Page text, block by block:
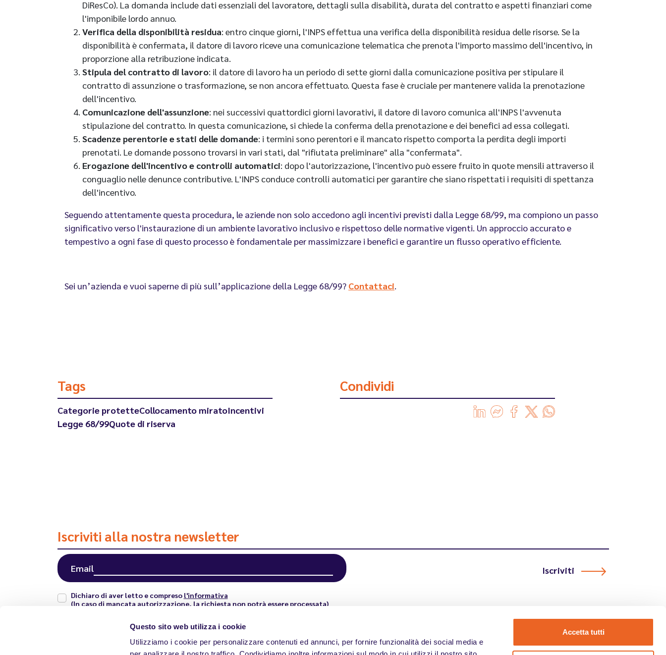
Questo sito web utilizza i cookie
Utilizziamo i cookie per personalizzare contenuti ed annunci, per fornire funzionalità dei social media e
Accetta tutti
DiResCo). La domanda include dati essenziali del lavoratore, dettagli sulla disabilità, durata del contratto e aspetti finanziari come
l'imponibile lordo annuo.
Verifica della disponibilità residua: entro cinque giorni, l'INPS effettua una verifica della disponibilità residua delle risorse. Se la
disponibilità è confermata, il datore di lavoro riceve una comunicazione telematica che prenota l'importo massimo dell'incentivo, in
proporzione alla retribuzione indicata.
Stipula del contratto di lavoro: il datore di lavoro ha un periodo di sette giorni dalla comunicazione positiva per stipulare il
contratto di assunzione o trasformazione, se non ancora effettuato. Questa fase è cruciale per mantenere valida la prenotazione
dell'incentivo.
Comunicazione dell'assunzione: nei successivi quattordici giorni lavorativi, il datore di lavoro comunica all'INPS l'avvenuta
stipulazione del contratto. In questa comunicazione, si chiede la conferma della prenotazione e dei benefici ad essa collegati.
Scadenze perentorie e stati delle domande: i termini sono perentori e il mancato rispetto comporta la perdita degli importi
prenotati. Le domande possono trovarsi in vari stati, dal "rifiutata preliminare" alla "confermata".
Erogazione dell'incentivo e controlli automatici: dopo l'autorizzazione, l'incentivo può essere fruito in quote mensili attraverso il
conguaglio nelle denunce contributive. L'INPS conduce controlli automatici per garantire che siano rispettati i requisiti di spettanza
dell'incentivo.
Seguendo attentamente questa procedura, le aziende non solo accedono agli incentivi previsti dalla Legge 68/99, ma compiono un passo
significativo verso l'instaurazione di un ambiente lavorativo inclusivo e rispettoso delle normative vigenti. Un approccio accurato e
tempestivo a ogni fase di questo processo è fondamentale per massimizzare i benefici e garantire un flusso operativo efficiente.
Sei un’azienda e vuoi saperne di più sull’applicazione della Legge 68/99? Contattaci.
Tags
Categorie protetteCollocamento miratoIncentivi
Legge 68/99Quote di riserva
Condividi
Iscriviti alla nostra newsletter
Email
Dichiaro di aver letto e compreso l'informativa
(In caso di mancata autorizzazione, la richiesta non potrà essere processata)
Iscriviti